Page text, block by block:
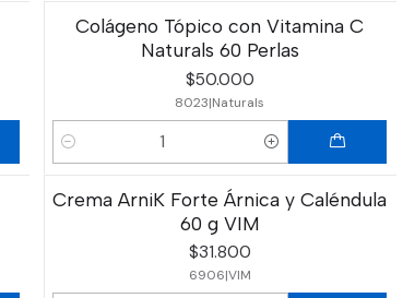
Colágeno Tópico con Vitamina C
Naturals 60 Perlas
$50.000
8023|Naturals
Cantidad
Crema ArniK Forte Árnica y Caléndula
60 g VIM
$31.800
6906|VIM